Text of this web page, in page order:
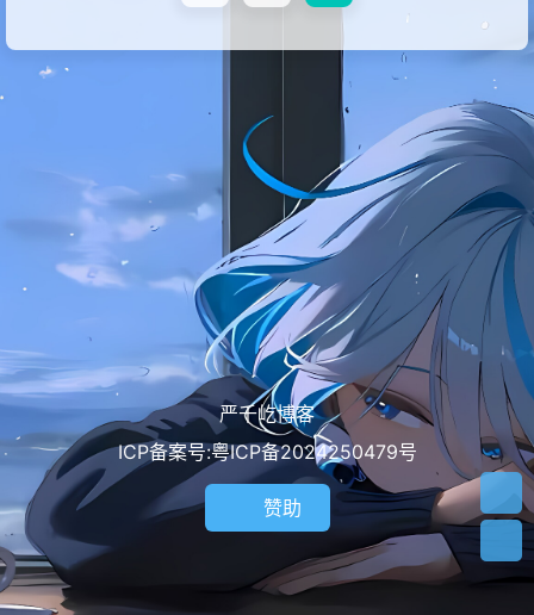
严千屹博客
ICP备案号:粤ICP备2024250479号
赞助